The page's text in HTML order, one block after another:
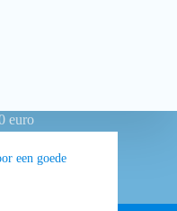
een goede
euro